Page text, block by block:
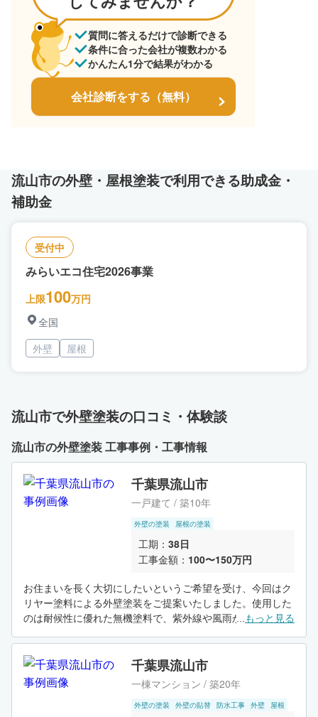
質問に答えるだけで診断できる
条件に合った会社が複数わかる
かんたん1分で結果がわかる
会社診断をする（無料）
流山市の外壁・屋根塗装で利用できる助成金・
補助金
受付中
みらいエコ住宅2026事業
上限100万円
全国
外壁
屋根
流山市で外壁塗装の口コミ・体験談
流山市の外壁塗装 工事事例・工事情報
千葉県流山市
一戸建て / 築10年
外壁の塗装 屋根の塗装
工期： 38日
工事金額： 100〜150万円
お住まいを長く大切にしたいというご希望を受け、今回はク
リヤー塗料による外壁塗装をご提案いたしました。使用した
のは耐候性に優れた無機塗料で、紫外線や風雨からしっかり
もっと見る
千葉県流山市
一棟マンション / 築20年
外壁の塗装 外壁の貼替 防水工事 外壁 屋根